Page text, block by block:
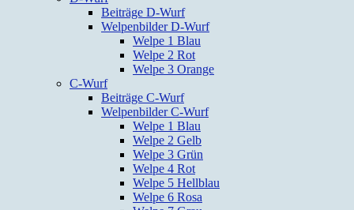
Beiträge D-Wurf
Welpenbilder D-Wurf
Welpe 1 Blau
Welpe 2 Rot
Welpe 3 Orange
C-Wurf
Beiträge C-Wurf
Welpenbilder C-Wurf
Welpe 1 Blau
Welpe 2 Gelb
Welpe 3 Grün
Welpe 4 Rot
Welpe 5 Hellblau
Welpe 6 Rosa